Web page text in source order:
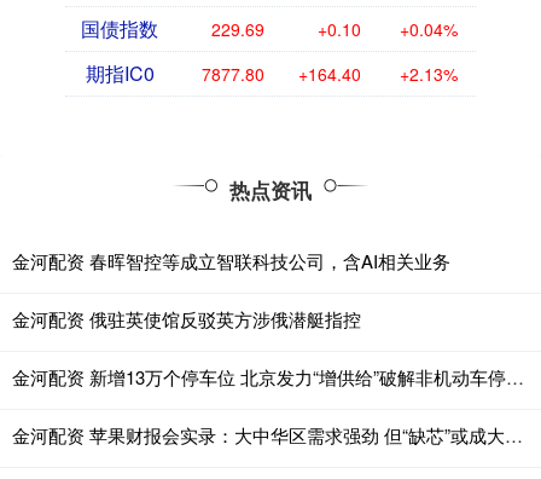
国债指数 229.69 +0.10 +0.04%
期指IC0 7877.80 +164.40 +2.13%
热点资讯
金河配资 春晖智控等成立智联科技公司，含AI相关业务
金河配资 俄驻英使馆反驳英方涉俄潜艇指控
金河配资 新增13万个停车位 北京发力“增供给”破解非机动车停放难题
金河配资 苹果财报会实录：大中华区需求强劲 但“缺芯”或成大问题